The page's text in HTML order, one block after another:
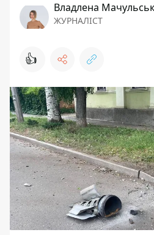
Владлена
ЖУРНАЛІСТ
👍